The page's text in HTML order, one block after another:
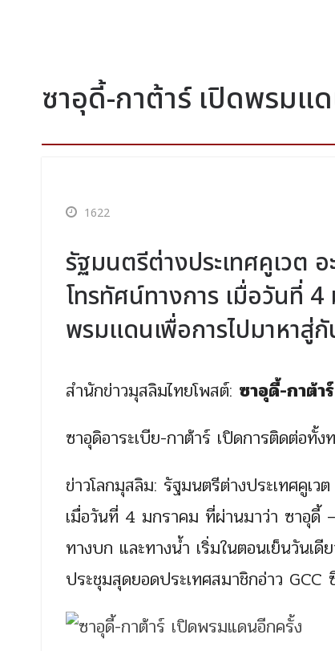
ซาอุดี้-กาต้าร์ เปิดพรมแ
1622
รัฐมนตรีต่างประเทศคูเวต
โทรทัศน์ทางการ เมื่อวันที่
พรมแดนเพื่อการไปมาหาสู่
สำนักข่าวมุสลิมไทยโพสต์: ซาอุดี้-กาต้า
ซาอุดิอาระเบีย-กาต้าร์ เปิดการติดต่อทั้
ข่าวโลกมุสลิม: รัฐมนตรีต่างประเทศคูเ
เมื่อวันที่ 4 มกราคม ที่ผ่านมาว่า ซาอุดี้
ทางบก และทางน้ำ เริ่มในตอนเย็นวันเ
ประชุมสุดยอดประเทศสมาชิกอ่าว